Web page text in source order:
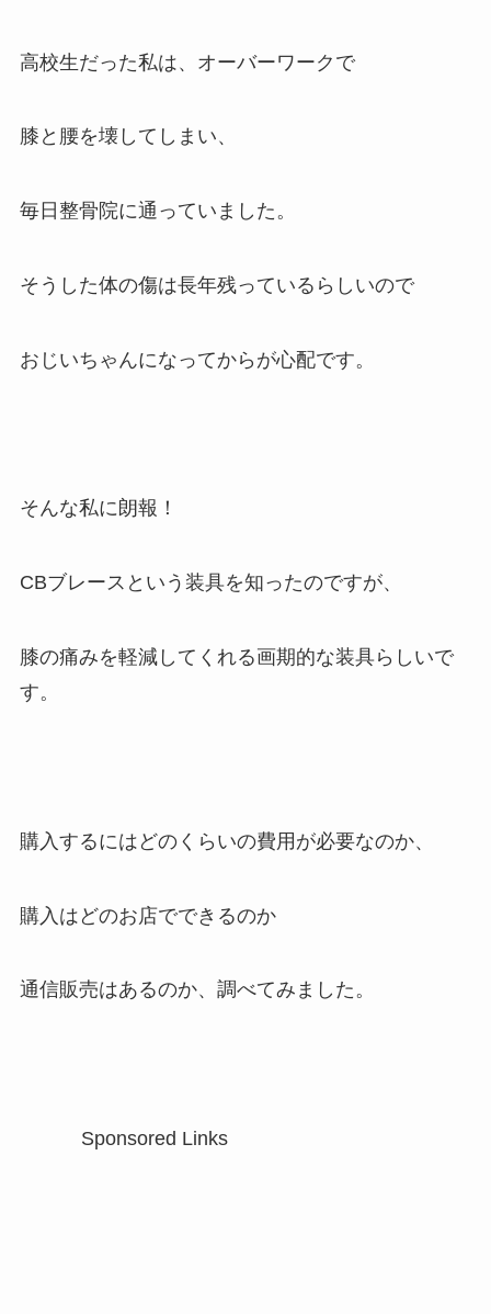
高校生だった私は、オーバーワークで
膝と腰を壊してしまい、
毎日整骨院に通っていました。
そうした体の傷は長年残っているらしいので
おじいちゃんになってからが心配です。
そんな私に朗報！
CBブレースという装具を知ったのですが、
膝の痛みを軽減してくれる画期的な装具らしいで
す。
購入するにはどのくらいの費用が必要なのか、
購入はどのお店でできるのか
通信販売はあるのか、調べてみました。
Sponsored Links